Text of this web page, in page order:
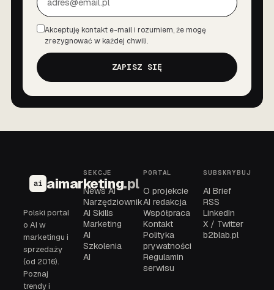
Zgoda
Akceptuję kontakt e-mail i rozumiem, że mogę
zrezygnować w każdej chwili.
ZAPISZ SIĘ
ai aimarketing.pl
Polski portal
o AI w
marketingu i
sprzedaży
(od 2016).
Poznaj
trendy i
SEKCJE
News AI
Narzędziownik
AI Skills
Marketing
AI
Szkolenia
AI
PORTAL
O projekcie
AI redakcja
Współpraca
Kontakt
Polityka
prywatności
Regulamin
serwisu
SUBSKRYBUJ
AI Brief
RSS
LinkedIn
X / Twitter
b2blab.pl